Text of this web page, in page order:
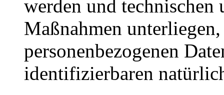
werden und technischen
Maßnahmen
personenbezogenen
identifizierbaren